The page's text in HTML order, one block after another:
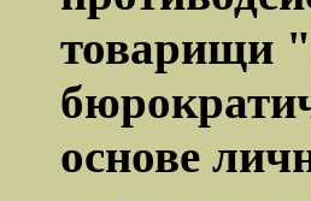
товарищи
основе